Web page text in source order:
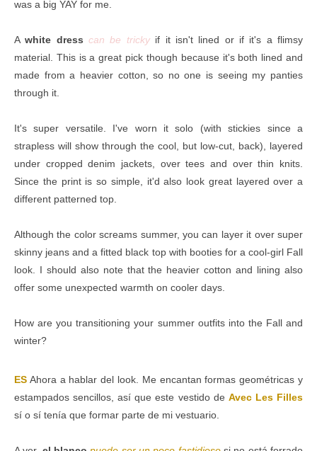
was a big YAY for me.
Awhite dress can be trickyif it isn't lined or if it's a flimsy
material. This is a great pick though because it's both lined and
made from a heavier cotton, so no one is seeing my panties
through it.
It's super versatile.
I've worn it solo (with stickies since a
strapless will show through the cool, but low-cut, back), layered
under cropped denim jackets, over tees and over thin knits.
Since the print is so simple, it'd also look great layered over a
different patterned top.
Although the color screams summer, you can layer it over super
skinny jeans and a fitted black top with booties for a cool-girl Fall
look. I should also note that the heavier cotton and lining also
offer some unexpected warmth on cooler days.
How are you transitioning your summer outfits into the Fall and
winter?
ES Ahora a hablar del look. Me encantan formas geométricas y
estampados sencillos, así que este vestido de Avec Les Filles
sí o sí tenía que formar parte de mi vestuario.